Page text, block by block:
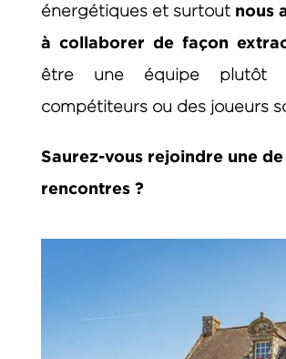
énergétiques et surtout nous
à collaborer de façon
être une équipe plutôt
compétiteurs ou des joueurs
Saurez-vous rejoindre une de
rencontres ?